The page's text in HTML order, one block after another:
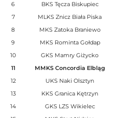
6
BKS Tęcza Biskupiec
7
MLKS Znicz Biała Piska
8
MKS Zatoka Braniewo
9
MKS Rominta Gołdap
10
GKS Mamry Giżycko
11
MMKS Concordia Elbląg
12
UKS Naki Olsztyn
13
KKS Granica Kętrzyn
14
GKS LZS Wikielec